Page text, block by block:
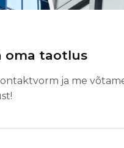
oma taotlus
ja me